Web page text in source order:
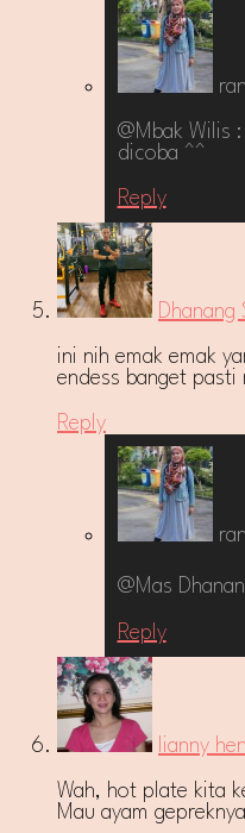
@Mbak Wilis
dicoba ^^
Reply
ini nih emak emak
endess banget pasti
Reply
@Mas
Reply
lianny
Wah, hot plate kita
Mau ayam